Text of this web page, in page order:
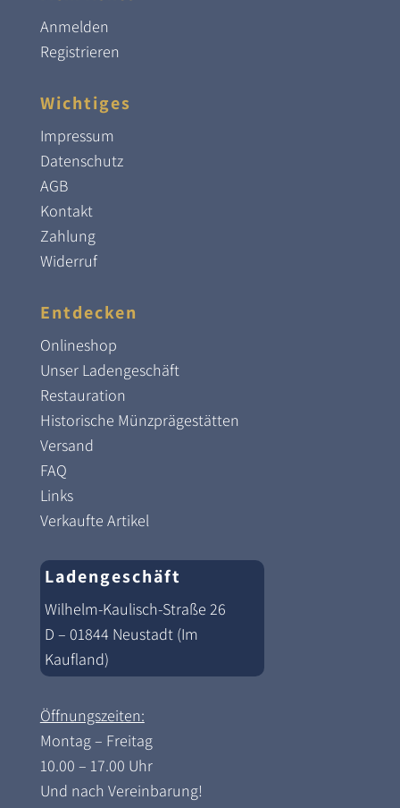
Anmelden
Registrieren
Wichtiges
Impressum
Datenschutz
AGB
Kontakt
Zahlung
Widerruf
Entdecken
Onlineshop
Unser Ladengeschäft
Restauration
Historische Münzprägestätten
Versand
FAQ
Links
Verkaufte Artikel
Ladengeschäft
Wilhelm-Kaulisch-Straße 26
D – 01844 Neustadt (Im
Kaufland)
Öffnungszeiten:
Montag – Freitag
10.00 – 17.00 Uhr
Und nach Vereinbarung!